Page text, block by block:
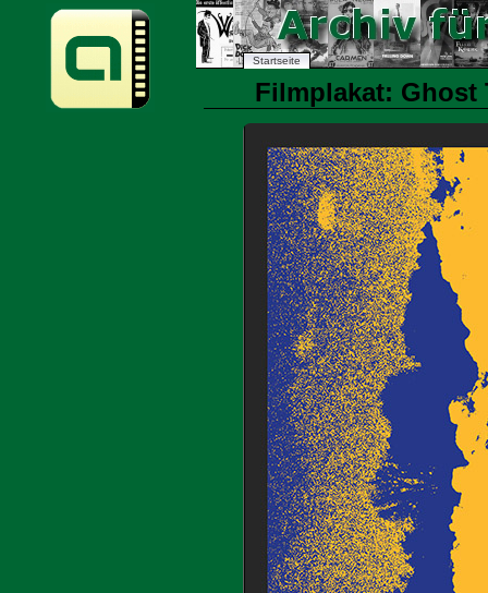
Startseite
Filmplakat: Ghost